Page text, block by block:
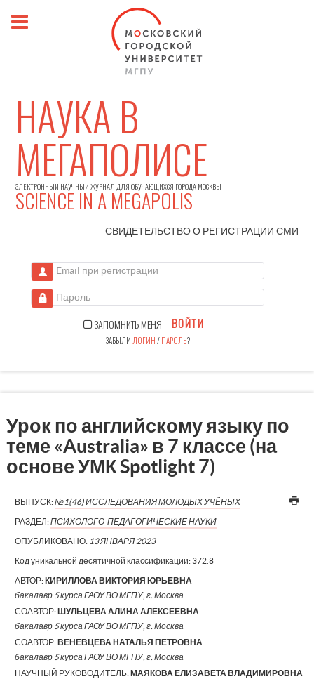
НАУКА В
МЕГАПОЛИСЕ
ЭЛЕКТРОННЫЙ НАУЧНЫЙ ЖУРНАЛ ДЛЯ ОБУЧАЮЩИХСЯ ГОРОДА МОСКВЫ
SCIENCE IN A MEGAPOLIS
СВИДЕТЕЛЬСТВО О РЕГИСТРАЦИИСМИ
Email при регистрации
Пароль
ЗАПОМНИТЬ МЕНЯ ВОЙТИ
ЗАБЫЛИ ЛОГИН/ПАРОЛЬ?
Урок по английскому языку по
теме «Australia» в 7 классе (на
основе УМК Spotlight 7)
ВЫПУСК:№1(46) ИССЛЕДОВАНИЯ МОЛОДЫХ УЧЁНЫХ
РАЗДЕЛ:ПСИХОЛОГО-ПЕДАГОГИЧЕСКИЕ НАУКИ
ОПУБЛИКОВАНО: 13 ЯНВАРЯ 2023
Код уникальной десятичной классификации: 372.8
АВТОР:КИРИЛЛОВА ВИКТОРИЯ ЮРЬЕВНА
бакалавр 5 курса ГАОУ ВО МГПУ, г. Москва
СОАВТОР:ШУЛЬЦЕВА АЛИНА АЛЕКСЕЕВНА
бакалавр 5 курса ГАОУ ВО МГПУ, г. Москва
СОАВТОР:ВЕНЕВЦЕВА НАТАЛЬЯ ПЕТРОВНА
бакалавр 5 курса ГАОУ ВО МГПУ, г. Москва
НАУЧНЫЙ РУКОВОДИТЕЛЬ:МАЯКОВА ЕЛИЗАВЕТА ВЛАДИМИРОВНА